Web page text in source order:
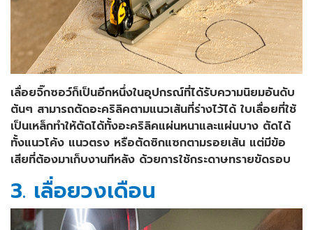
เลื่อยจิ๊กซอว์ก็เป็นอีกหนึ่งในอุปกรณ์ที่ได้รับความนิยมอันดับ
ต้นๆ สามารถตัดอะคริลิคตามแนวเส้นที่ร่างไว้ได้ ใบเลื่อยที่ใช้
เป็นเหล็กทำให้ตัดได้ทั้งอะคริลิคแผ่นหนาและแผ่นบาง ตัดได้
ทั้งแนวโค้ง แนวตรง หรือตัดซิกแซกตามรอยเส้น แต่มีข้อ
เสียที่ต้องมาเก็บงานทีหลัง ด้วยการใช้กระดาษทรายขัดรอบ
3. เลื่อยวงเดือน